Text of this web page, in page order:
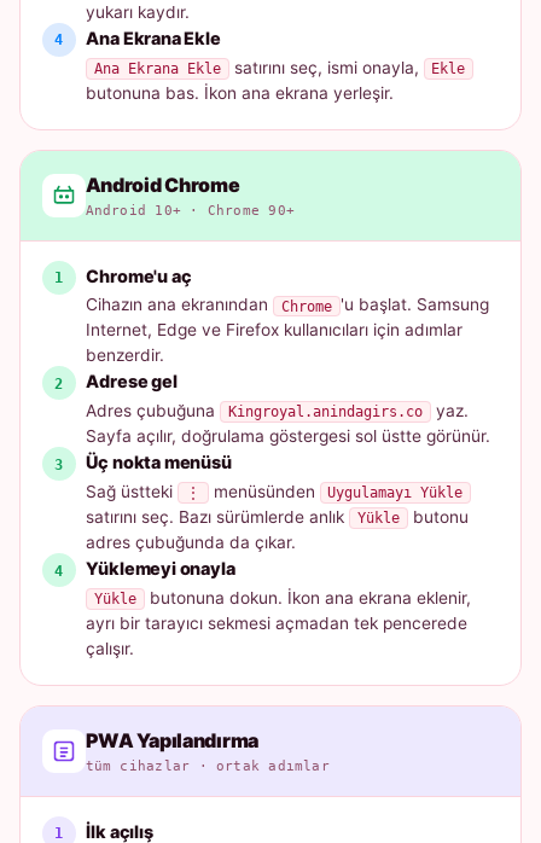
yukarı kaydır.
Ana Ekrana Ekle
Ana Ekrana Ekle satırını seç, ismi onayla, Ekle
butonuna bas. İkon ana ekrana yerleşir.
Android Chrome
Android 10+ · Chrome 90+
Chrome'u aç
Cihazın ana ekranından Chrome 'u başlat. Samsung
Internet, Edge ve Firefox kullanıcıları için adımlar
benzerdir.
Adrese gel
Adres çubuğuna Kingroyal.anindagirs.co
yaz.
Sayfa açılır, doğrulama göstergesi sol üstte görünür.
Üç nokta menüsü
Sağ üstteki ⋮ menüsünden Uygulamayı Yükle
satırını seç. Bazı sürümlerde anlık Yükle
butonu
adres çubuğunda da çıkar.
Yüklemeyi onayla
Yükle
butonuna dokun. İkon ana ekrana eklenir,
ayrı bir tarayıcı sekmesi açmadan tek pencerede
çalışır.
PWA Yapılandırma
tüm cihazlar · ortak adımlar
İlk açılış